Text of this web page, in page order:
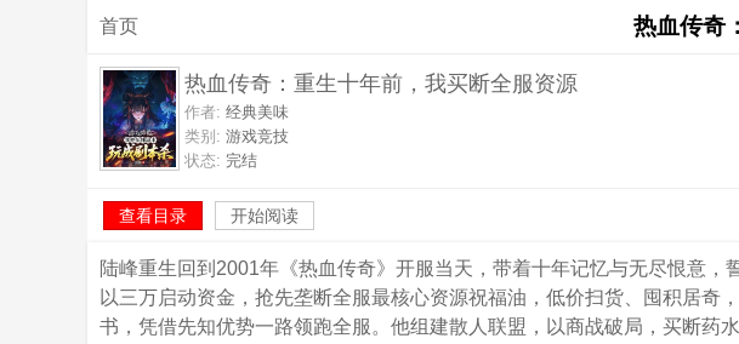
首页 热血传奇
热血传奇：重生十年前，我买断全服资源
作者: 经典美味
类别: 游戏竞技
状态: 完结
查看目录 开始阅读
陆峰重生回到2001年《热血传奇》开服当天，带着十年记忆与无尽恨意
以三万启动资金，抢先垄断全服最核心资源祝福油，低价扫货、囤积居
书，凭借先知优势一路领跑全服。他组建散人联盟，以商战破局，买断药